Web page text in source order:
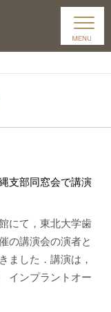
支部同窓会で講演
にて，東北大学歯
の講演会の演者と
ました．講演は，
インプラントオー